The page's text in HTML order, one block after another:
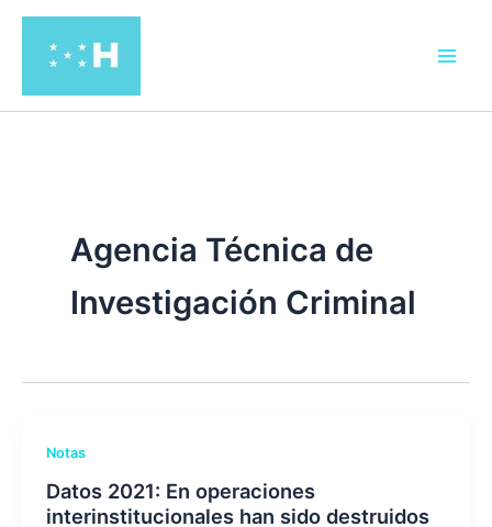
contenido
Agencia Técnica de
Investigación Criminal
Notas
Datos 2021: En operaciones
interinstitucionales han sido destruidos